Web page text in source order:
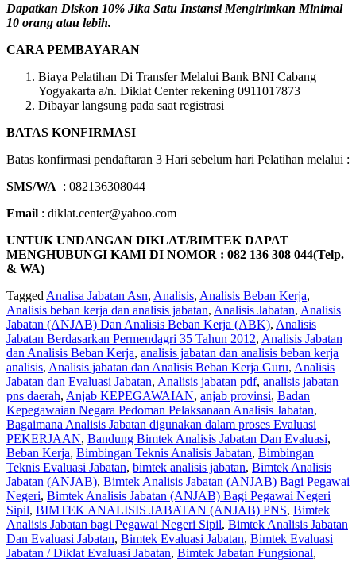
Dapatkan Diskon 10% Jika Satu Instansi Mengirimkan Minimal
10 orang atau lebih.
CARA PEMBAYARAN
Biaya Pelatihan Di Transfer Melalui Bank BNI Cabang
Yogyakarta a/n. Diklat Center rekening 0911017873
Dibayar langsung pada saat registrasi
BATAS KONFIRMASI
Batas konfirmasi pendaftaran 3 Hari sebelum hari Pelatihan melalui :
SMS/WA : 082136308044
Email : diklat.center@yahoo.com
UNTUK UNDANGAN DIKLAT/BIMTEK DAPAT
MENGHUBUNGI KAMI DI NOMOR : 082 136 308 044(Telp.
& WA)
Tagged Analisa Jabatan Asn, Analisis, Analisis Beban Kerja,
Analisis beban kerja dan analisis jabatan, Analisis Jabatan, Analisis
Jabatan (ANJAB) Dan Analisis Beban Kerja (ABK), Analisis
Jabatan Berdasarkan Permendagri 35 Tahun 2012, Analisis Jabatan
dan Analisis Beban Kerja, analisis jabatan dan analisis beban kerja
analisis, Analisis jabatan dan Analisis Beban Kerja Guru, Analisis
Jabatan dan Evaluasi Jabatan, Analisis jabatan pdf, analisis jabatan
pns daerah, Anjab KEPEGAWAIAN, anjab provinsi, Badan
Kepegawaian Negara Pedoman Pelaksanaan Analisis Jabatan,
Bagaimana Analisis Jabatan digunakan dalam proses Evaluasi
PEKERJAAN, Bandung Bimtek Analisis Jabatan Dan Evaluasi,
Beban Kerja, Bimbingan Teknis Analisis Jabatan, Bimbingan
Teknis Evaluasi Jabatan, bimtek analisis jabatan, Bimtek Analisis
Jabatan (ANJAB), Bimtek Analisis Jabatan (ANJAB) Bagi Pegawai
Negeri, Bimtek Analisis Jabatan (ANJAB) Bagi Pegawai Negeri
Sipil, BIMTEK ANALISIS JABATAN (ANJAB) PNS, Bimtek
Analisis Jabatan bagi Pegawai Negeri Sipil, Bimtek Analisis Jabatan
Dan Evaluasi Jabatan, Bimtek Evaluasi Jabatan, Bimtek Evaluasi
Jabatan / Diklat Evaluasi Jabatan, Bimtek Jabatan Fungsional,